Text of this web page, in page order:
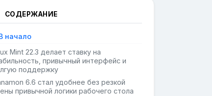
СОДЕРЖАНИЕ
начало
Mint 22.3 делает ставку на
привычный интерфейс и
поддержку
6.6 стал удобнее без резкой
привычной логики рабочего стола